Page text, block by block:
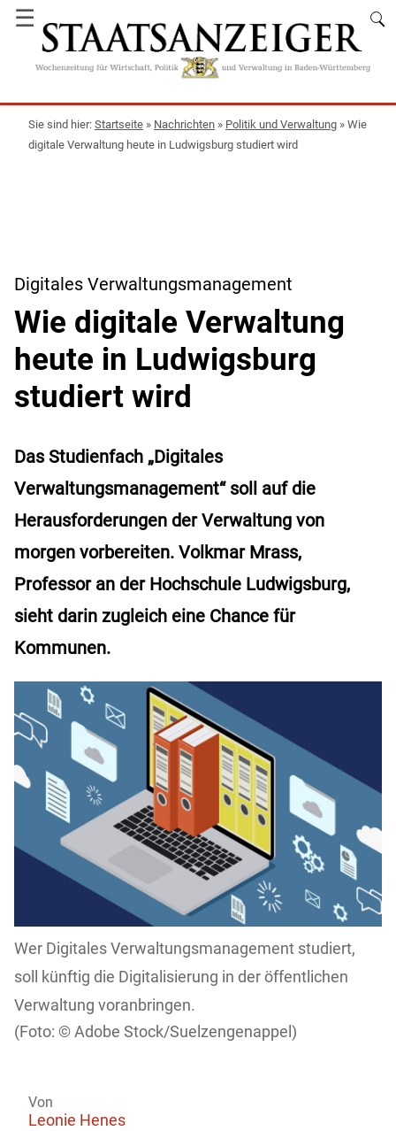
☰
Startseite » Nachrichten » Politik und Verwaltung » Wie
digitale Verwaltung heute in Ludwigsburg studiert wird
Digitales Verwaltungsmanagement
Wie digitale Verwaltung
heute in Ludwigsburg
studiert wird
Das Studienfach „Digitales
Verwaltungsmanagement“ soll auf die
Herausforderungen der Verwaltung von
morgen vorbereiten. Volkmar Mrass,
Professor an der Hochschule Ludwigsburg,
sieht darin zugleich eine Chance für
Kommunen.
Wer Digitales Verwaltungsmanagement studiert,
soll künftig die Digitalisierung in der öffentlichen
Verwaltung voranbringen.
Adobe Stock/Suelzengenappel)
Von
Leonie Henes